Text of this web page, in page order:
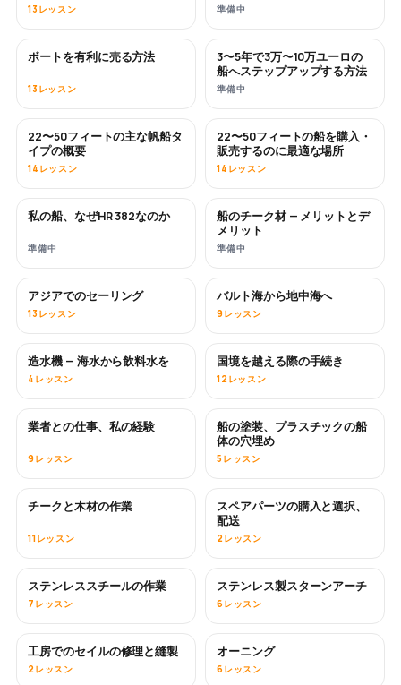
13レッスン 準備中
新着
ボートを有利に売る方法
13レッスン
新着
3〜5年で3万〜10万ユーロの
船へステップアップする方法
準備中
近日公開
22〜50フィートの主な帆船タ
イプの概要
14レッスン
近日公開
22〜50フィートの船を購入・
販売するのに最適な場所
14レッスン
近日公開
私の船、なぜHR 382なのか
準備中
近日公開
船のチーク材 — メリットとデ
メリット
準備中
近日公開
アジアでのセーリング
13レッスン
近日公開
バルト海から地中海へ
9レッスン
近日公開
造水機 — 海水から飲料水を
4レッスン
国境を越える際の手続き
12レッスン
近日公開
業者との仕事、私の経験
9レッスン
近日公開
船の塗装、プラスチックの船
体の穴埋め
5レッスン
チークと木材の作業
11レッスン
近日公開
スペアパーツの購入と選択、
配送
2レッスン
近日公開
ステンレススチールの作業
7レッスン
ステンレス製スターンアーチ
6レッスン
近日公開
工房でのセイルの修理と縫製
2レッスン
オーニング
6レッスン